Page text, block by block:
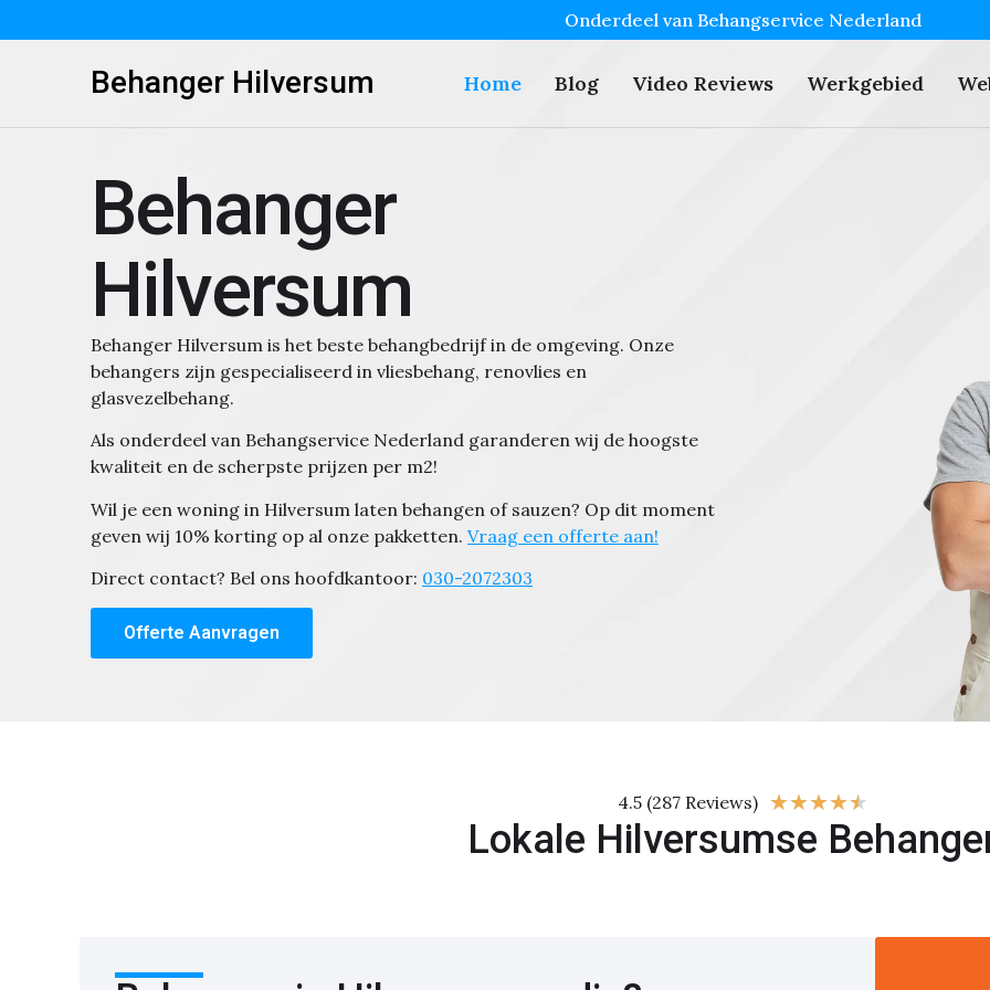
Onderdeel van Behangservice Nederland
Behanger Hilversum Home Blog Video Reviews Werkgebied
Behanger
Hilversum
Behanger Hilversum is het beste behangbedrijf in de omgeving. Onze
behangers zijn gespecialiseerd in vliesbehang, renovlies en
glasvezelbehang.
Als onderdeel van Behangservice Nederland garanderen wij de hoogste
kwaliteit en de scherpste prijzen per m2!
Wil je een woning in Hilversum laten behangen of sauzen? Op dit moment
geven wij 10% korting op al onze pakketten. Vraag een offerte aan!
Direct contact? Bel ons hoofdkantoor: 030-2072303
Offerte Aanvragen
4.5 (287 Reviews) ★★★★★
Lokale Hilversumse